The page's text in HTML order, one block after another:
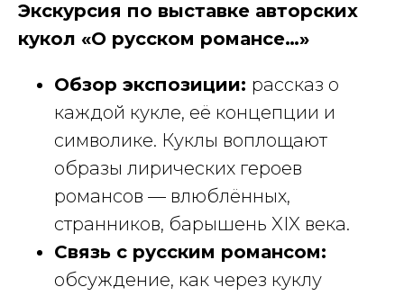
Экскурсия по выставке авторских
кукол «О русском романсе…»
Обзор экспозиции: рассказ о
каждой кукле, её концепции и
символике. Куклы воплощают
образы лирических героев
романсов — влюблённых,
странников, барышень XIX века.
Связь с русским романсом:
обсуждение, как через куклу